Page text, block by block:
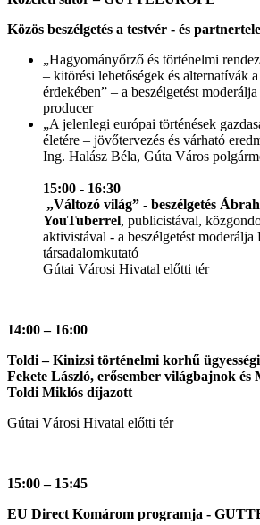
Közös beszélgetés a testvér - és
„Hagyományőrző és történelmi
– kitörési lehetőségek és alternatívák
érdekében” – a beszélgetést
producer
„A jelenlegi európai történések
életére – jövőtervezés és várható
Ing. Halász Béla, Gúta Város
15:00 - 16:30
„Változó világ” - beszélgetés
YouTuberrel, publicistával,
aktivistával - a beszélgetést moderálja
társadalomkutató
Gútai Városi Hivatal előtti tér
14:00 – 16:00
Toldi – Kinizsi történelmi korhű ügyességi
Fekete László, erősember világbajnok és
Toldi Miklós díjazott
Gútai Városi Hivatal előtti tér
15:00 – 15:45
EU Direct Komárom programja -